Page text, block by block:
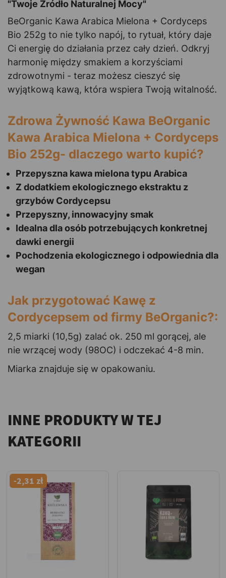
"Twoje Źródło Naturalnej Mocy"
BeOrganic Kawa Arabica Mielona + Cordyceps
Bio 252g to nie tylko napój, to rytuał, który daje
Ci energię do działania przez cały dzień. Odkryj
harmonię między smakiem a korzyściami
zdrowotnymi - teraz możesz cieszyć się
wyjątkową kawą, która wspiera Twoją witalność.
Zdrowa Żywność Kawa BeOrganic
Kawa Arabica Mielona + Cordyceps
Bio 252g- dlaczego warto kupić?
Przepyszna kawa mielona typu Arabica
Z dodatkiem ekologicznego ekstraktu z
grzybów Cordycepsu
Przepyszny, innowacyjny smak
Idealna dla osób potrzebujących konkretnej
dawki energii
Pochodzenia ekologicznego i odpowiednia dla
wegan
Jak przygotować Kawę z
Cordycepsem od firmy BeOrganic?:
2,5 miarki (10,5g) zalać ok. 250 ml gorącej, ale
nie wrzącej wody (98OC) i odczekać 4-8 min.
Miarka znajduje się w opakowaniu.
INNE PRODUKTY W TEJ
KATEGORII
-2,31 zł